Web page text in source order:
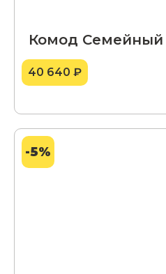
Комод Семейный
40 640 ₽
-5%